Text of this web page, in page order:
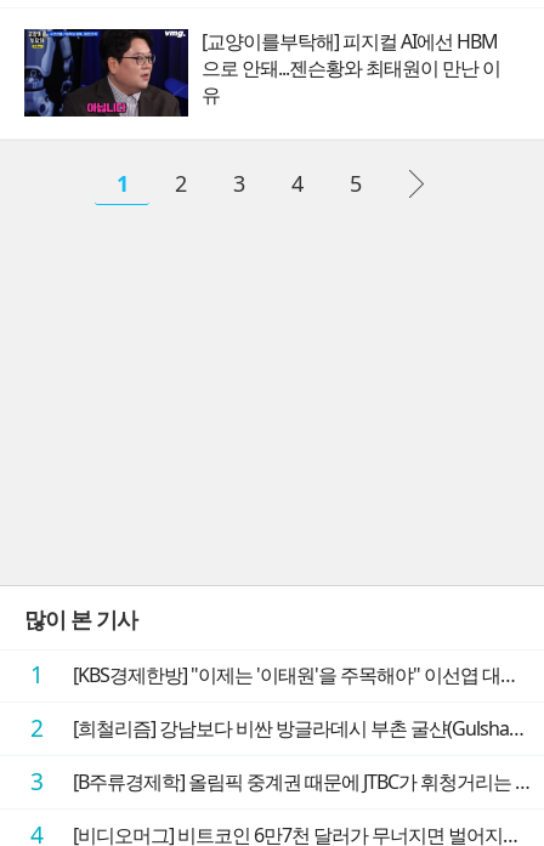
[교양이를부탁해] 피지컬 AI에선 HBM
으로 안돼...젠슨황와 최태원이 만난 이
유
1 2 3 4 5
많이 본 기사
1 [KBS경제한방] "이제는 '이태원'을 주목해야" 이선엽 대표가 말하는 AI 시대 투자 성과를 가르는 지점들
2 [희철리즘] 강남보다 비싼 방글라데시 부촌 굴샨(Gulshan)의 극단적인 모습에 충격을 받다
3 [B주류경제학] 올림픽 중계권 때문에 JTBC가 휘청거리는 이유
4 [비디오머그] 비트코인 6만7천 달러가 무너지면 벌어지는 일